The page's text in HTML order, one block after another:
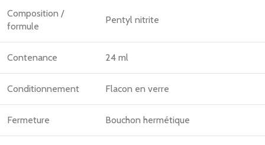
Composition /
formule
Pentyl nitrite
Contenance 24 ml
Conditionnement Flacon en verre
Fermeture Bouchon hermétique